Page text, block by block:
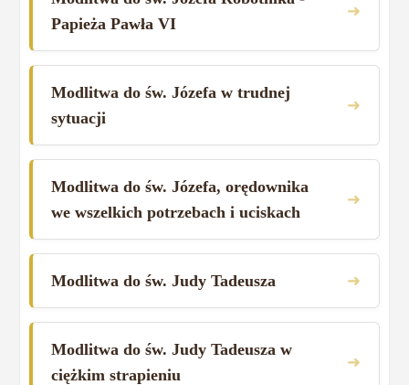
Papieża Pawła VI
➜
Modlitwa do św. Józefa w trudnej
sytuacji
➜
Modlitwa do św. Józefa, orędownika
we wszelkich potrzebach i uciskach
➜
Modlitwa do św. Judy Tadeusza ➜
Modlitwa do św. Judy Tadeusza w
ciężkim strapieniu
➜